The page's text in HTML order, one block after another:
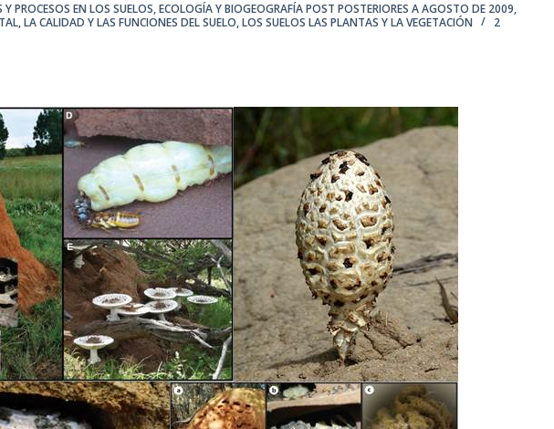
PROCESOS EN LOS SUELOS,ECOLOGÍA Y BIOGEOGRAFÍA POST POSTERIORES A AGOSTO DE 2009,
,LA CALIDAD Y LAS FUNCIONES DEL SUELO,LOS SUELOS LAS PLANTAS Y LA VEGETACIÓN
2